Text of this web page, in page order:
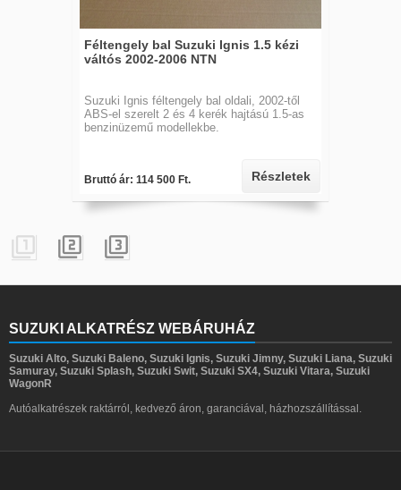
Féltengely bal Suzuki Ignis 1.5 kézi
váltós 2002-2006 NTN
Suzuki Ignis féltengely bal oldali, 2002-től
ABS-el szerelt 2 és 4 kerék hajtású 1.5-as
benzinüzemű modellekbe.
Bruttó ár: 114 500 Ft. Részletek
  
SUZUKI ALKATRÉSZ WEBÁRUHÁZ
Suzuki Alto, Suzuki Baleno, Suzuki Ignis, Suzuki Jimny, Suzuki Liana, Suzuki
Samuray, Suzuki Splash, Suzuki Swit, Suzuki SX4, Suzuki Vitara, Suzuki
WagonR
Autóalkatrészek raktárról, kedvező áron, garanciával, házhozszállítással.